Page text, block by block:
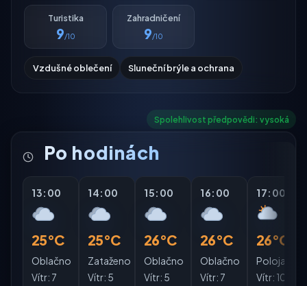
Turistika
9/10
Zahradničení
9/10
Vzdušné oblečení Sluneční brýle a ochrana
Spolehlivost předpovědi: vysoká
Po hodinách
13:00
25°C
Oblačno
Vítr: 7
14:00
25°C
Zataženo
Vítr: 5
15:00
26°C
Oblačno
Vítr: 5
16:00
26°C
Oblačno
Vítr: 7
17:00
26°C
Polojasno
Vítr: 10